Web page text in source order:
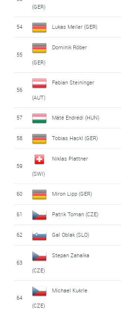
(GER)
54 Lukas Meiler (GER)
55
Dominik Röber
(GER)
56
Fabian Steininger
(AUT)
57 Máté Endrédi (HUN)
58 Tobias Hackl (GER)
59
Niklas Plattner
(SWI)
60 Miron Lipp (GER)
61 Patrik Toman (CZE)
62 Gal Oblak (SLO)
63
Stepan Zahalka
(CZE)
64
Michael Kukrle
(CZE)